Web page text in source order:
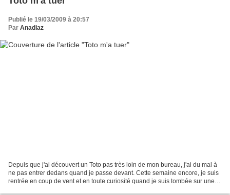
Publié le 19/03/2009 à 20:57
Par Anadiaz
Depuis que j'ai découvert un Toto pas très loin de mon bureau, j'ai du mal à
ne pas entrer dedans quand je passe devant. Cette semaine encore, je suis
rentrée en coup de vent et en toute curiosité quand je suis tombée sur une